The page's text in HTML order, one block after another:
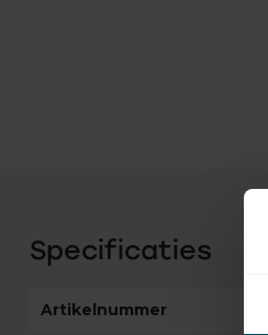
Specificaties
Artikelnummer